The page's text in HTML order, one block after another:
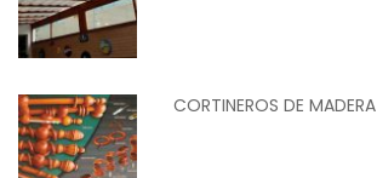
CORTINEROS DE MADERA